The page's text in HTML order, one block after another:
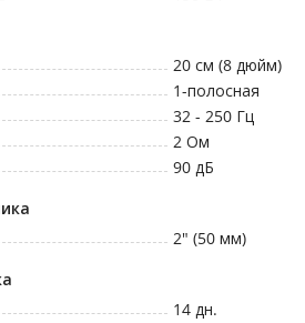
20 см (8 дюйм)
1-полосная
32 - 250 Гц
2 Ом
90 дБ
2" (50 мм)
14 дн.